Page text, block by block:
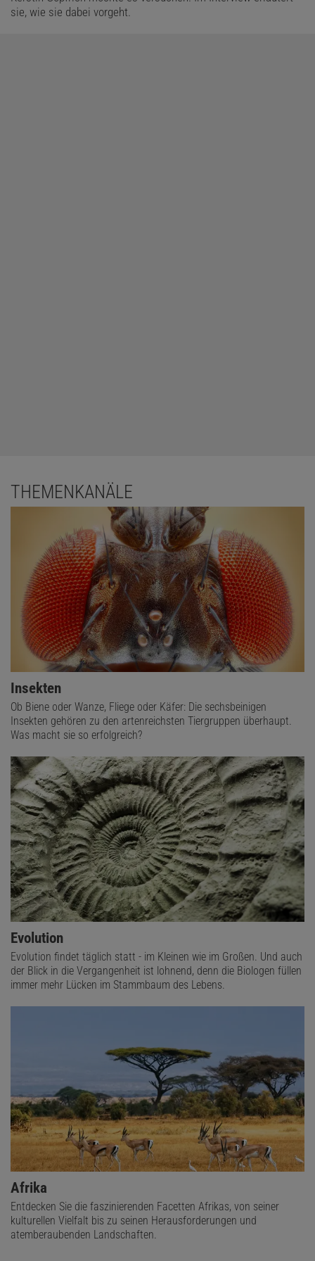
sie, wie sie dabei vorgeht.
THEMENKANÄLE
Insekten
Ob Biene oder Wanze, Fliege oder Käfer: Die sechsbeinigen
Insekten gehören zu den artenreichsten Tiergruppen überhaupt.
Was macht sie so erfolgreich?
Evolution
Evolution findet täglich statt - im Kleinen wie im Großen. Und auch
der Blick in die Vergangenheit ist lohnend, denn die Biologen füllen
immer mehr Lücken im Stammbaum des Lebens.
Afrika
Entdecken Sie die faszinierenden Facetten Afrikas, von seiner
kulturellen Vielfalt bis zu seinen Herausforderungen und
atemberaubenden Landschaften.